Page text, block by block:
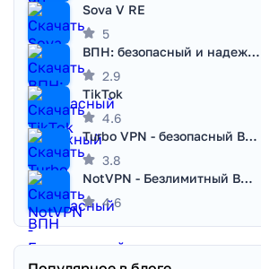
Sova V RE
5
ВПН: безопасный и надежный VPN
2.9
TikTok
4.6
Turbo VPN - безопасный ВПН
3.8
NotVPN - Безлимитный ВПН | VPN
4.6